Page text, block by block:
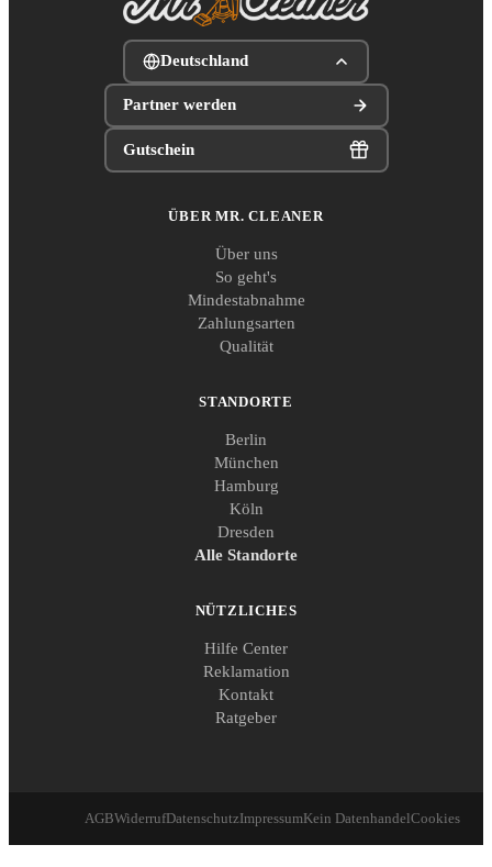
Deutschland
Partner werden
Gutschein
ÜBER MR. CLEANER
Über uns
So geht's
Mindestabnahme
Zahlungsarten
Qualität
STANDORTE
Berlin
München
Hamburg
Köln
Dresden
Alle Standorte
NÜTZLICHES
Hilfe Center
Reklamation
Kontakt
Ratgeber
AGBWiderrufDatenschutzImpressumKein DatenhandelCookies